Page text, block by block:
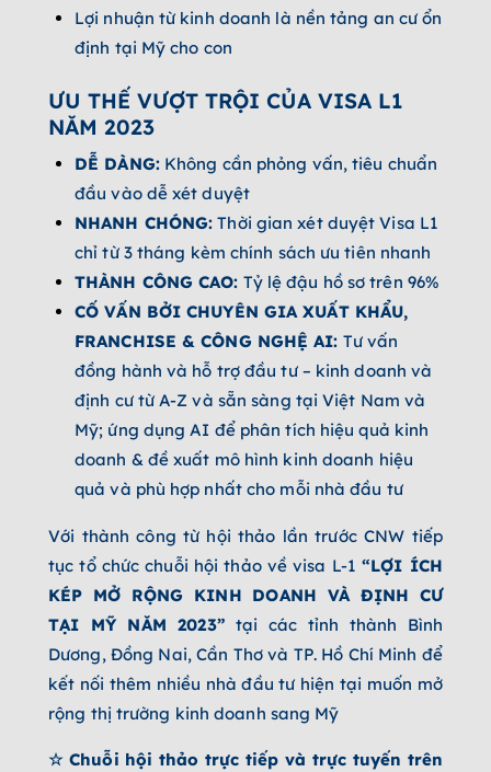
Lợi nhuận từ kinh doanh là nền tảng an cư ổn
định tại Mỹ cho con
ƯU THẾ VƯỢT TRỘI CỦA VISA L1
NĂM 2023
DỄ DÀNG:Không cần phỏng vấn, tiêu chuẩn
đầu vào dễ xét duyệt
NHANH CHÓNG: Thời gian xét duyệt Visa L1
chỉ từ 3 tháng kèm chính sách ưu tiên nhanh
THÀNH CÔNG CAO: Tỷ lệ đậu hồ sơ trên 96%
CỐ VẤN BỞI CHUYÊN GIA XUẤT KHẨU,
FRANCHISE & CÔNG NGHỆ AI: Tư vấn
đồng hành và hỗ trợ đầu tư – kinh doanh và
định cư từ A-Z và sẵn sàng tại Việt Nam và
Mỹ; ứng dụng AI để phân tích hiệu quả kinh
doanh & đề xuất mô hình kinh doanh hiệu
quả và phù hợp nhất cho mỗi nhà đầu tư
Với thành công từ hội thảo lần trước CNW tiếp
tục tổ chức chuỗi hội thảo về visa L-1“LỢI ÍCH
KÉP MỞ RỘNG KINH DOANH VÀ ĐỊNH CƯ
TẠI MỸ NĂM 2023” tại các tỉnh thành Bình
Dương, Đồng Nai, Cần Thơ và TP. Hồ Chí Minh để
kết nối thêm nhiều nhà đầu tư hiện tại muốn mở
rộng thị trường kinh doanh sang Mỹ
☆ Chuỗi hội thảo trực tiếp và trực tuyến trên